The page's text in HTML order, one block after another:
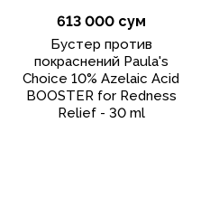
613 000 сум
Бустер против
покраснений Paula's
Choice 10% Azelaic Acid
BOOSTER for Redness
Relief - 30 ml